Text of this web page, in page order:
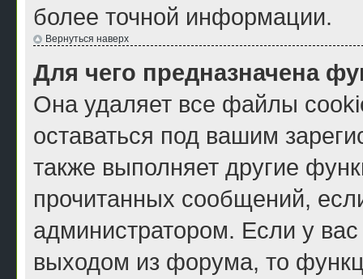
более точной информации.
Вернуться наверх
Для чего предназначена
Она удаляет все файлы
оставаться под вашим
также выполняет другие
прочитанных сообщений,
администратором. Если у
выходом из форума, то